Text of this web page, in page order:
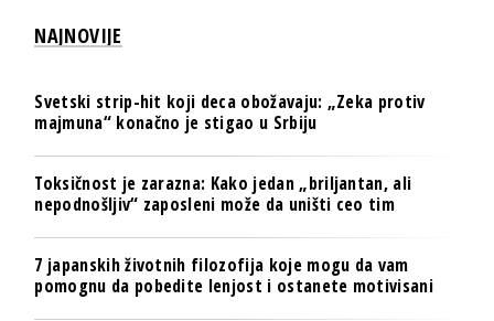
NAJNOVIJE
Svetski strip-hit koji deca obožavaju: „Zeka protiv
majmuna“ konačno je stigao u Srbiju
Toksičnost je zarazna: Kako jedan „briljantan, ali
nepodnošljiv“ zaposleni može da uništi ceo tim
7 japanskih životnih filozofija koje mogu da vam
pomognu da pobedite lenjost i ostanete motivisani